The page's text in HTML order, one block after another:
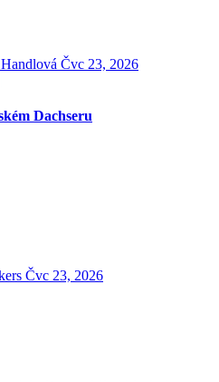
Čvc 23, 2026
Dachseru
Čvc 23, 2026